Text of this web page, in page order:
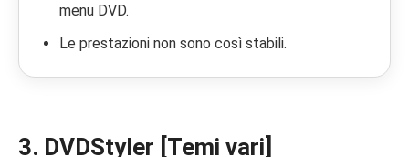
menu DVD.
Le prestazioni non sono così stabili.
3. DVDStyler [Temi vari]